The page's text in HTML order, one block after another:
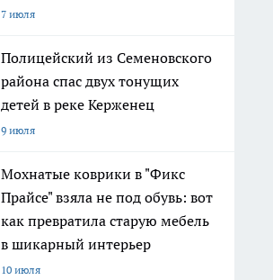
7 июля
Полицейский из Семеновского
района спас двух тонущих
детей в реке Керженец
9 июля
Мохнатые коврики в "Фикс
Прайсе" взяла не под обувь: вот
как превратила старую мебель
в шикарный интерьер
10 июля